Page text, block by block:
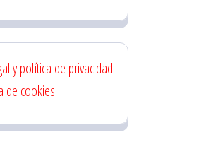
y política de privacidad
de cookies